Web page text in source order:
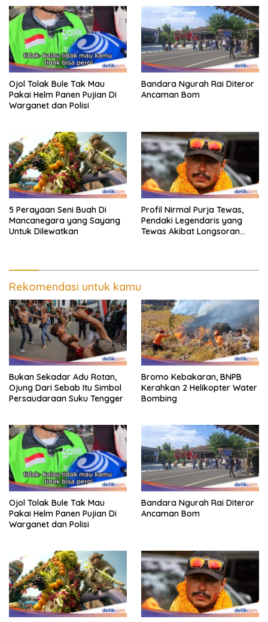
Ojol Tolak Bule Tak Mau
Pakai Helm Panen Pujian Di
Warganet dan Polisi
Bandara Ngurah Rai Diteror
Ancaman Bom
5 Perayaan Seni Buah Di
Mancanegara yang Sayang
Untuk Dilewatkan
Profil Nirmal Purja Tewas,
Pendaki Legendaris yang
Tewas Akibat Longsoran
Rekomendasi untuk kamu
Bukan Sekadar Adu Rotan,
Ojung Dari Sebab Itu Simbol
Persaudaraan Suku Tengger
Bromo Kebakaran, BNPB
Kerahkan 2 Helikopter Water
Bombing
Ojol Tolak Bule Tak Mau
Pakai Helm Panen Pujian Di
Warganet dan Polisi
Bandara Ngurah Rai Diteror
Ancaman Bom